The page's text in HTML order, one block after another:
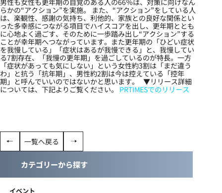
らかの“アクション”を実施。 また、“アクション”をしている人
は、楽観性、感謝の気持ち、利他的、家族との良好な関係とい
った多幸感につながる項目でハイスコアを出し、更年期ととも
に心地よく過ごす、そのために一歩踏み出し“アクション”する
ことが幸年期へつながっています。また更年期の「ひどい症状
を我慢している」「症状はあるが我慢できる」と、我慢してい
る7割存在、「我慢の更年期」を過ごしているのが特長。一方
「症状があっても気にしない」という女性約3割は「まだ違う
わ」と抗う「抗年期」、男性約2割は今は控えている「控年
期」と呼んでいいのではないかと思います。 ▼リリース詳細
については、下記よりご覧ください。 PRTIMESでのリリース
一覧へ戻る
カテゴリーから探す
イベント